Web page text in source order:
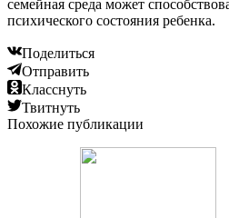
семейная среда может
психического состояния ребенка.
Поделиться
Отправить
Класснуть
Твитнуть
Похожие публикации